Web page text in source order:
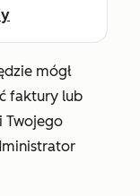
mógł
faktury lub
Twojego